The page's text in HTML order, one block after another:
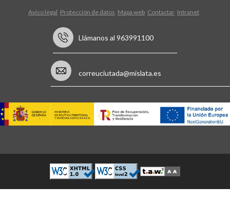
Aviso legal Protección de datos Mapa web Contactar Intranet
Llámanos al 963991100
correuciutada@mislata.es